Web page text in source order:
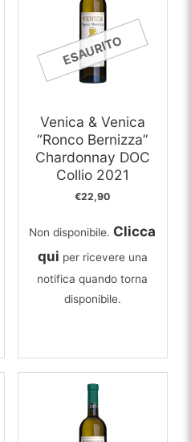
ESAURITO
Venica & Venica
“Ronco Bernizza”
Chardonnay DOC
Collio 2021
€22,90
Non disponibile. Clicca
qui per ricevere una
notifica quando torna
disponibile.